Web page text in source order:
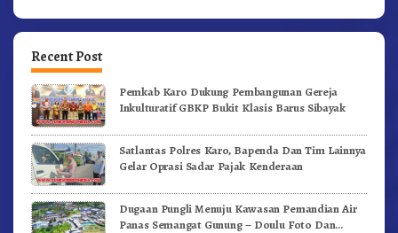
Recent Post
Pemkab Karo Dukung Pembangunan Gereja
Inkulturatif GBKP Bukit Klasis Barus Sibayak
Satlantas Polres Karo, Bapenda Dan Tim Lainnya
Gelar Oprasi Sadar Pajak Kenderaan
Dugaan Pungli Menuju Kawasan Pemandian Air
Panas Semangat Gunung – Doulu Foto Dan